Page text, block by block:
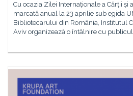
Cu ocazia Zilei Internaționale a Cărții și
marcată anual la 23 aprilie sub egida
Bibliotecarului din România, Institutul
Aviv organizează o întâlnire cu